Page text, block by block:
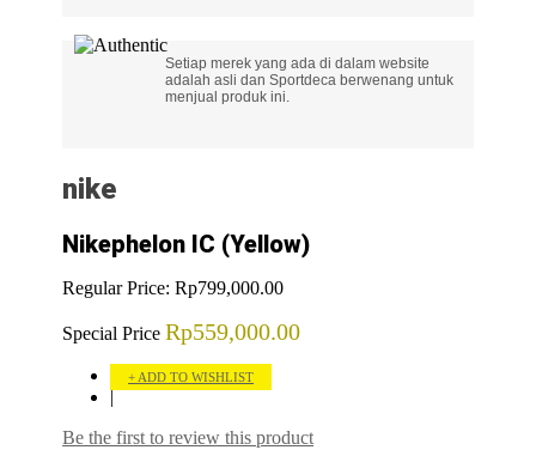
Setiap merek yang ada di dalam website
adalah asli dan Sportdeca berwenang untuk
menjual produk ini.
nike
Nikephelon IC (Yellow)
Regular Price: Rp799,000.00
Special Price Rp559,000.00
ADD TO WISHLIST
|
Be the first to review this product